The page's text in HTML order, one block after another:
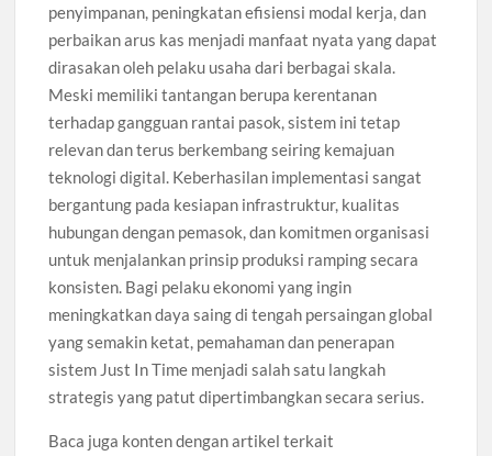
penyimpanan, peningkatan efisiensi modal kerja, dan
perbaikan arus kas menjadi manfaat nyata yang dapat
dirasakan oleh pelaku usaha dari berbagai skala.
Meski memiliki tantangan berupa kerentanan
terhadap gangguan rantai pasok, sistem ini tetap
relevan dan terus berkembang seiring kemajuan
teknologi digital. Keberhasilan implementasi sangat
bergantung pada kesiapan infrastruktur, kualitas
hubungan dengan pemasok, dan komitmen organisasi
untuk menjalankan prinsip produksi ramping secara
konsisten. Bagi pelaku ekonomi yang ingin
meningkatkan daya saing di tengah persaingan global
yang semakin ketat, pemahaman dan penerapan
sistem Just In Time menjadi salah satu langkah
strategis yang patut dipertimbangkan secara serius.
Baca juga konten dengan artikel terkait